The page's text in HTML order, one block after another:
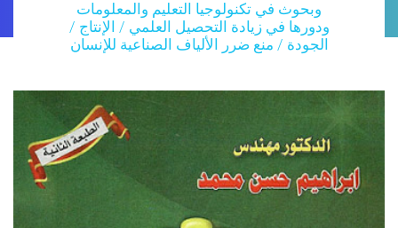
وبحوث في تكنولوجيا التعليم والمعلومات
ودورها في زيادة التحصيل العلمي / الإنتاج /
الجودة / منع ضرر الألياف الصناعية للإنسان